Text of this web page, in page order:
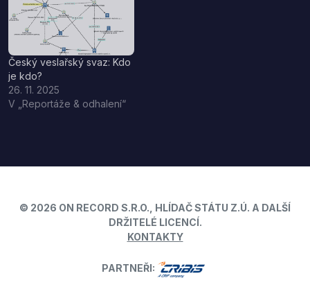
Český veslařský svaz: Kdo
je kdo?
26. 11. 2025
V „Reportáže & odhalení“
© 2026 ON RECORD S.R.O., HLÍDAČ STÁTU Z.Ú. A DALŠÍ
DRŽITELÉ LICENCÍ.
KONTAKTY
PARTNEŘI: